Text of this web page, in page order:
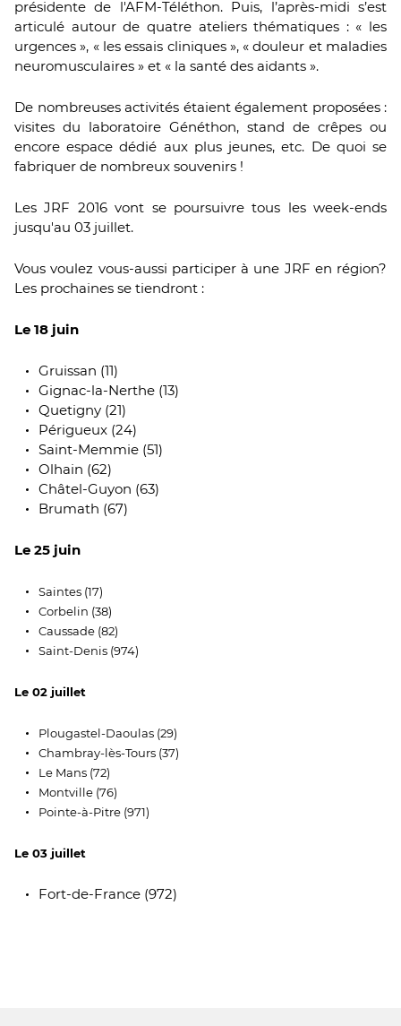
présidente de l'AFM-Téléthon. Puis, l’après-midi s’est
articulé autour de quatre ateliers thématiques : « les
urgences », « les essais cliniques », « douleur et maladies
neuromusculaires » et « la santé des aidants ».
De nombreuses activités étaient également proposées :
visites du laboratoire Généthon, stand de crêpes ou
encore espace dédié aux plus jeunes, etc. De quoi se
fabriquer de nombreux souvenirs !
Les JRF 2016 vont se poursuivre tous les week-ends
jusqu'au 03 juillet.
Vous voulez vous-aussi participer à une JRF en région?
Les prochaines se tiendront :
Le 18 juin
Gruissan (11)
Gignac-la-Nerthe (13)
Quetigny (21)
Périgueux (24)
Saint-Memmie (51)
Olhain (62)
Châtel-Guyon (63)
Brumath (67)
Le 25 juin
Saintes (17)
Corbelin (38)
Caussade (82)
Saint-Denis (974)
Le 02 juillet
Plougastel-Daoulas (29)
Chambray-lès-Tours (37)
Le Mans (72)
Montville (76)
Pointe-à-Pitre (971)
Le 03 juillet
Fort-de-France (972)